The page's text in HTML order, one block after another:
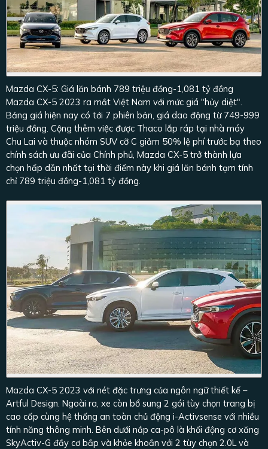
Mazda CX-5: Giá lăn bánh 789 triệu đồng-1,081 tỷ đồng
Mazda CX-5 2023 ra mắt Việt Nam với mức giá "hủy diệt".
Bảng giá hiện nay có tới 7 phiên bản, giá dao động từ 749-999
triệu đồng. Cộng thêm việc được Thaco lắp ráp tại nhà máy
Chu Lai và thuộc nhóm SUV cỡ C giảm 50% lệ phí trước bạ theo
chính sách ưu đãi của Chính phủ, Mazda CX-5 trở thành lựa
chọn hấp dẫn nhất tại thời điểm này khi giá lăn bánh tạm tính
chỉ 789 triệu đồng-1,081 tỷ đồng.
Mazda CX-5 2023 với nét đặc trưng của ngôn ngữ thiết kế –
Artful Design. Ngoài ra, xe còn bổ sung 2 gói tùy chọn trang bị
cao cấp cùng hệ thống an toàn chủ động i-Activsense với nhiều
tính năng thông minh. Bên dưới nắp ca-pô là khối động cơ xăng
SkyActiv-G đầy cơ bắp và khỏe khoắn với 2 tùy chọn 2.0L và